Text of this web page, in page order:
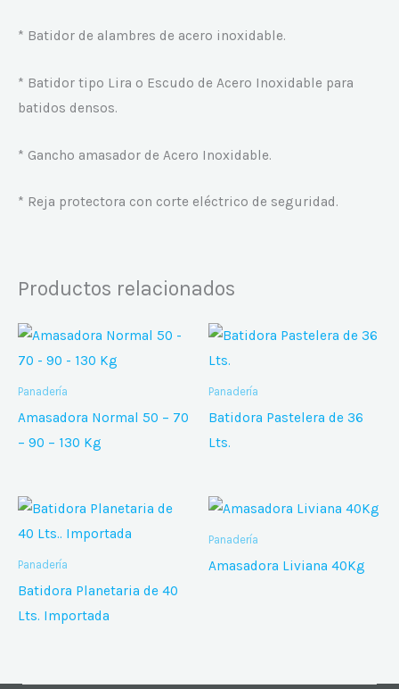
* Batidor de alambres de acero inoxidable.
* Batidor tipo Lira o Escudo de Acero Inoxidable para
batidos densos.
* Gancho amasador de Acero Inoxidable.
* Reja protectora con corte eléctrico de seguridad.
Productos relacionados
Panadería
Amasadora Normal 50 – 70
– 90 – 130 Kg
Panadería
Batidora Pastelera de 36
Lts.
Panadería
Batidora Planetaria de 40
Lts. Importada
Panadería
Amasadora Liviana 40Kg